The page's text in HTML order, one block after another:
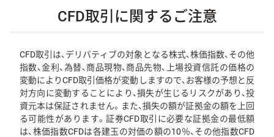
CFD取引に関するご注意
CFD取引は、デリバティブの対象となる株式、株価指数、その他
指数、金利、為替、商品現物、商品先物、上場投資信託の価格の
変動によりCFD取引価格が変動しますので、お客様の予想と反
対方向に変動することにより、損失が生じるリスクがあり、投
資元本は保証されません。また、損失の額が証拠金の額を上回
る可能性があります。証券CFD取引に必要な証拠金の最低額
は、株価指数CFDは各建玉の対価の額の10％、その他指数CFD